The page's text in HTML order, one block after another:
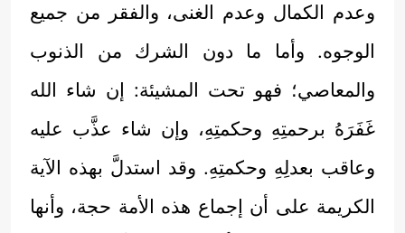
وعدم الكمال وعدم الغنى، والفقر من جميع
الوجوه. وأما ما دون الشرك من الذنوب
والمعاصي؛ فهو تحت المشيئة: إن شاء الله
غَفَرَهُ برحمتِهِ وحكمتِهِ، وإن شاء عذَّب عليه
وعاقب بعدلِهِ وحكمتِهِ. وقد استدلَّ بهذه الآية
الكريمة على أن إجماع هذه الأمة حجة، وأنها